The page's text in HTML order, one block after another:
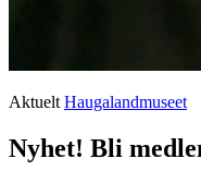
Aktuelt Haugalandmuseet
Nyhet! Bli